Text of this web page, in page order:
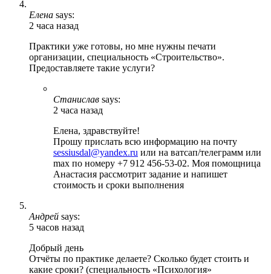
Елена says:
2 часа назад
Практики уже готовы, но мне нужны печати
организации, специальность «Строительство».
Предоставляете такие услуги?
Станислав says:
2 часа назад
Елена, здравствуйте!
Прошу прислать всю информацию на почту
sessiusdal@yandex.ru или на ватсап/телеграмм или
max по номеру +7 912 456-53-02. Моя помощница
Анастасия рассмотрит задание и напишет
стоимость и сроки выполнения
Андрей says:
5 часов назад
Добрый день
Отчёты по практике делаете? Сколько будет стоить и
какие сроки? (специальность «Психология»